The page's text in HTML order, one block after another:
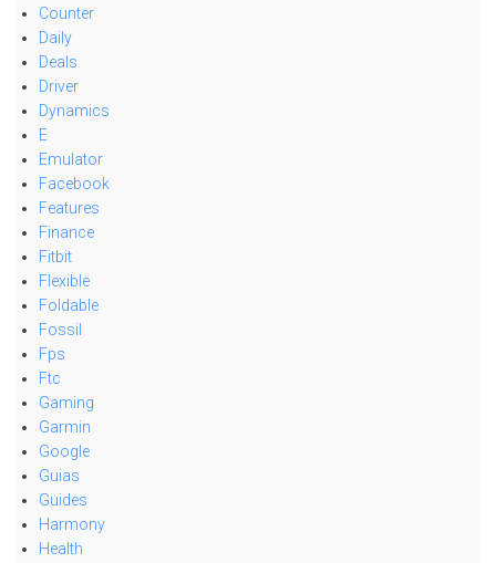
Counter
Daily
Deals
Driver
Dynamics
E
Emulator
Facebook
Features
Finance
Fitbit
Flexible
Foldable
Fossil
Fps
Ftc
Gaming
Garmin
Google
Guias
Guides
Harmony
Health